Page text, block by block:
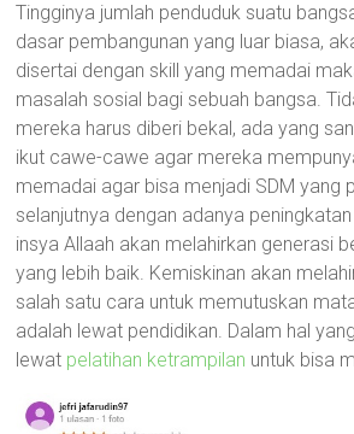
Tingginya jumlah penduduk suatu
dasar pembangunan yang luar biasa,
disertai dengan skill yang memadai
masalah sosial bagi sebuah bangsa.
mereka harus diberi bekal, ada yang
ikut cawe-cawe agar mereka
memadai agar bisa menjadi SDM yang
selanjutnya dengan adanya
insya Allaah akan melahirkan generasi
yang lebih baik. Kemiskinan akan
salah satu cara untuk memutuskan
adalah lewat pendidikan. Dalam hal
lewat pelatihan ketrampilan untuk bisa